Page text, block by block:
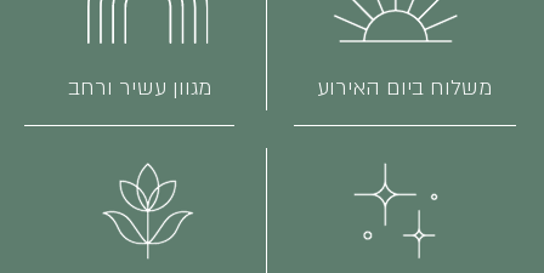
משלוח ביום האירוע מגוון עשיר ורחב